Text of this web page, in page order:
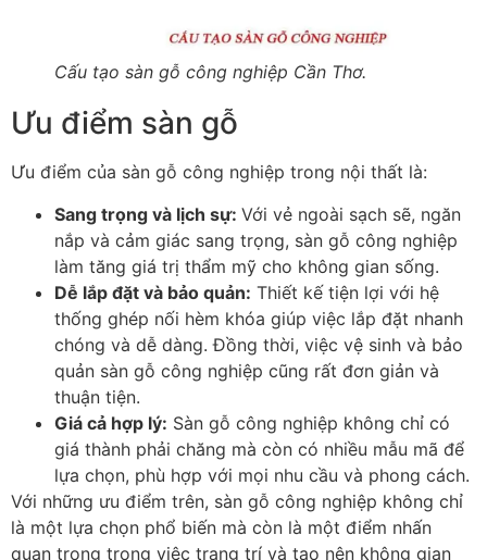
Cấu tạo sàn gỗ công nghiệp Cần Thơ.
Ưu điểm sàn gỗ
Ưu điểm của sàn gỗ công nghiệp trong nội thất là:
Sang trọng và lịch sự: Với vẻ ngoài sạch sẽ, ngăn
nắp và cảm giác sang trọng, sàn gỗ công nghiệp
làm tăng giá trị thẩm mỹ cho không gian sống.
Dễ lắp đặt và bảo quản: Thiết kế tiện lợi với hệ
thống ghép nối hèm khóa giúp việc lắp đặt nhanh
chóng và dễ dàng. Đồng thời, việc vệ sinh và bảo
quản sàn gỗ công nghiệp cũng rất đơn giản và
thuận tiện.
Giá cả hợp lý: Sàn gỗ công nghiệp không chỉ có
giá thành phải chăng mà còn có nhiều mẫu mã để
lựa chọn, phù hợp với mọi nhu cầu và phong cách.
Với những ưu điểm trên, sàn gỗ công nghiệp không chỉ
là một lựa chọn phổ biến mà còn là một điểm nhấn
quan trọng trong việc trang trí và tạo nên không gian